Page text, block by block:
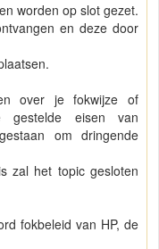
worden op slot gezet.
en deze door
over je fokwijze of
eisen van
om dringende
zal het topic gesloten
fokbeleid van HP, de